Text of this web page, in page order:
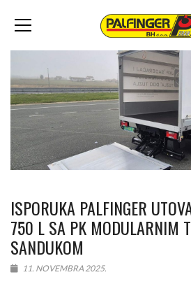
ISPORUKA PALFINGER
750 L SA PK MODULARNIM
SANDUKOM
11. NOVEMBRA 2025.